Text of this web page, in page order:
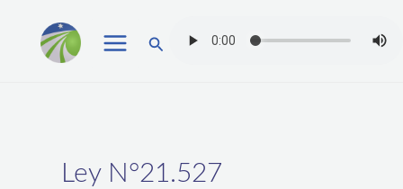
Buscar
Ley N°21.527